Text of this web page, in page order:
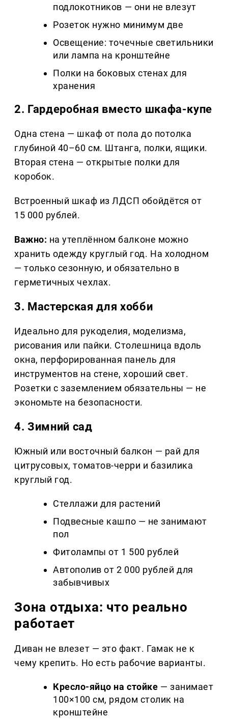
подлокотников — они не влезут
Розеток нужно минимум две
Освещение: точечные светильники
или лампа на кронштейне
Полки на боковых стенах для
хранения
2. Гардеробная вместо шкафа-купе
Одна стена — шкаф от пола до потолка
глубиной 40–60 см. Штанга, полки, ящики.
Вторая стена — открытые полки для
коробок.
Встроенный шкаф из ЛДСП обойдётся от
15 000 рублей.
Важно: на утеплённом балконе можно
хранить одежду круглый год. На холодном
— только сезонную, и обязательно в
герметичных чехлах.
3. Мастерская для хобби
Идеально для рукоделия, моделизма,
рисования или пайки. Столешница вдоль
окна, перфорированная панель для
инструментов на стене, хороший свет.
Розетки с заземлением обязательны — не
экономьте на безопасности.
4. Зимний сад
Южный или восточный балкон — рай для
цитрусовых, томатов-черри и базилика
круглый год.
Стеллажи для растений
Подвесные кашпо — не занимают
пол
Фитолампы от 1 500 рублей
Автополив от 2 000 рублей для
забывчивых
Зона отдыха: что реально
работает
Диван не влезет — это факт. Гамак не к
чему крепить. Но есть рабочие варианты.
Кресло-яйцо на стойке — занимает
100×100 см, рядом столик на
кронштейне